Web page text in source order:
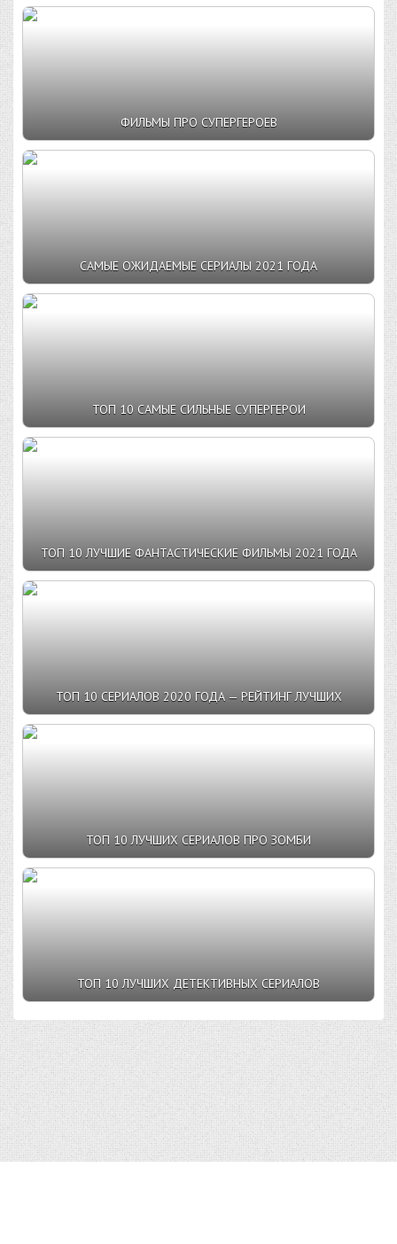
ФИЛЬМЫ ПРО СУПЕРГЕРОЕВ
САМЫЕ ОЖИДАЕМЫЕ СЕРИАЛЫ 2021 ГОДА
ТОП 10 САМЫЕ СИЛЬНЫЕ СУПЕРГЕРОИ
ТОП 10 ЛУЧШИЕ ФАНТАСТИЧЕСКИЕ ФИЛЬМЫ 2021 ГОДА
ТОП 10 СЕРИАЛОВ 2020 ГОДА — РЕЙТИНГ ЛУЧШИХ
ТОП 10 ЛУЧШИХ СЕРИАЛОВ ПРО ЗОМБИ
ТОП 10 ЛУЧШИХ ДЕТЕКТИВНЫХ СЕРИАЛОВ